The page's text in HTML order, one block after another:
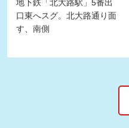
地下鉄「北大路駅」5番出
口東へスグ。北大路通り面
す、南側